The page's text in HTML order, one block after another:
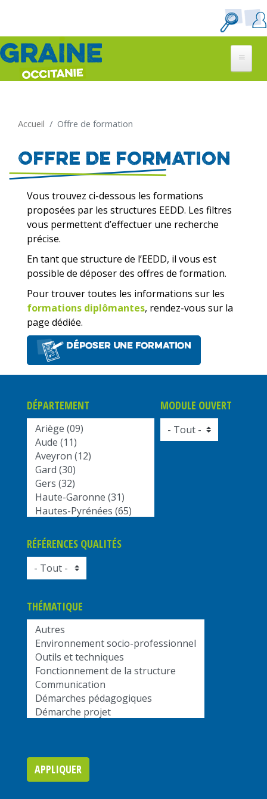
contenu
Accueil Offre de formation
Offre de formation
Vous trouvez ci-dessous les formations
proposées par les structures EEDD. Les filtres
vous permettent d’effectuer une recherche
précise.
En tant que structure de l’EEDD, il vous est
possible de déposer des offres de formation.
Pour trouver toutes les informations sur les
formations diplômantes, rendez-vous sur la
page dédiée.
Déposer une formation
DÉPARTEMENT MODULE OUVERT
RÉFÉRENCES QUALITÉS
THÉMATIQUE
APPLIQUER